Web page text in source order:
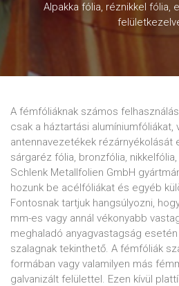
Alpakka fólia, réznikkel fólia,
A fémfóliáknak számos
csak a háztartási alumíniumfóliákat,
antennavezetékek rézárnyékolását
sárgaréz fólia, bronzfólia,
Schlenk Metallfolien GmbH
hozunk be acélfóliákat és egyéb
Fontosnak tartjuk hangsúlyozni,
mm-es vagy annál vékonyabb
meghaladó anyagvastagság
szalagnak tekinthető. A fémfóliák
formában vagy valamilyen más
galvanizált felülettel. Ezen kívül